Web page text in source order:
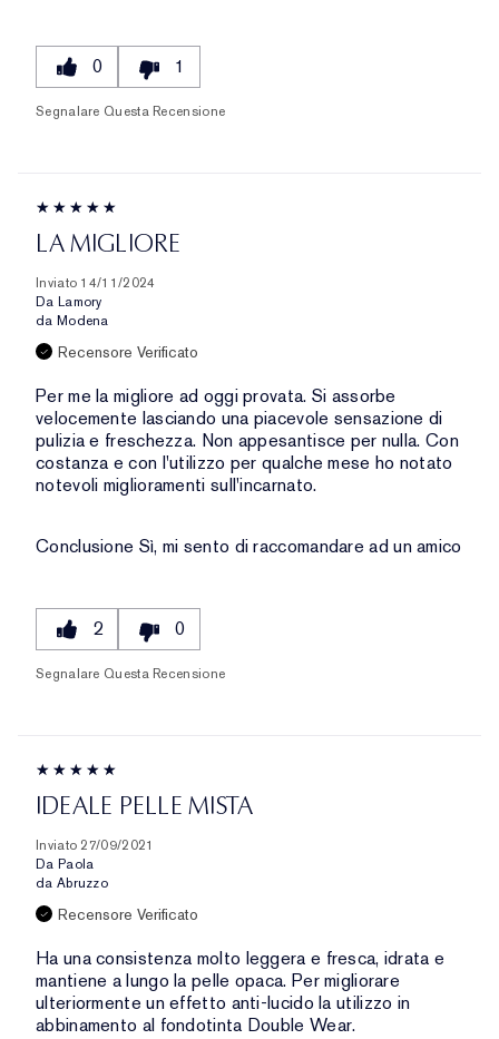
0 1
Segnalare Questa Recensione
LA MIGLIORE
Inviato 14/11/2024
Da Lamory
da Modena
Recensore Verificato
Per me la migliore ad oggi provata. Si assorbe
velocemente lasciando una piacevole sensazione di
pulizia e freschezza. Non appesantisce per nulla. Con
costanza e con l'utilizzo per qualche mese ho notato
notevoli miglioramenti sull'incarnato.
Conclusione Sì, mi sento di raccomandare ad un amico
2 0
Segnalare Questa Recensione
IDEALE PELLE MISTA
Inviato 27/09/2021
Da Paola
da Abruzzo
Recensore Verificato
Ha una consistenza molto leggera e fresca, idrata e
mantiene a lungo la pelle opaca. Per migliorare
ulteriormente un effetto anti-lucido la utilizzo in
abbinamento al fondotinta Double Wear.